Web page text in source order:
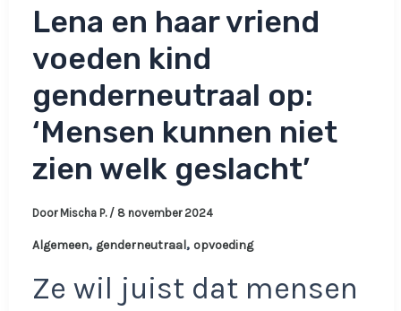
Lena en haar vriend
voeden kind
genderneutraal op:
‘Mensen kunnen niet
zien welk geslacht’
Door Mischa P. / 8 november 2024
Algemeen, genderneutraal, opvoeding
Ze wil juist dat mensen